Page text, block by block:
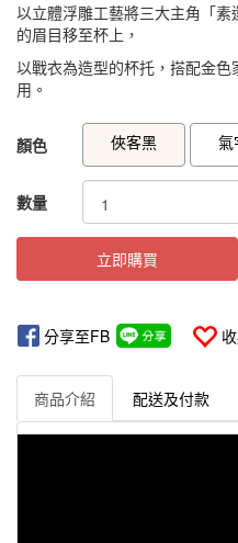
以立體浮雕工藝將三大主角「素
的眉目移至杯上，
以戰衣為造型的杯托，搭配金
用。
顏色 俠客黑 氣
數量
立即購買
分享至FB
商品介紹 配送及付款